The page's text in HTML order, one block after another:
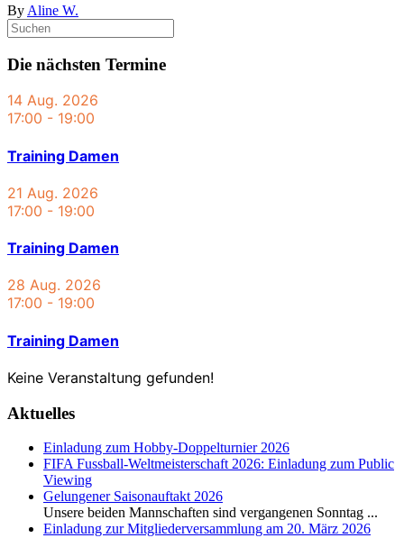
By Aline W.
Die nächsten Termine
14 Aug. 2026
17:00 - 19:00
Training Damen
21 Aug. 2026
17:00 - 19:00
Training Damen
28 Aug. 2026
17:00 - 19:00
Training Damen
Keine Veranstaltung gefunden!
Aktuelles
Einladung zum Hobby-Doppelturnier 2026
FIFA Fussball-Weltmeisterschaft 2026: Einladung zum Public
Viewing
Gelungener Saisonauftakt 2026
Unsere beiden Mannschaften sind vergangenen Sonntag ...
Einladung zur Mitgliederversammlung am 20. März 2026